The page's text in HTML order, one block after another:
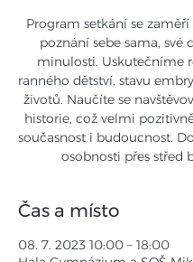
Program setkání se
poznání sebe sama, své
minulosti. Uskutečníme
ranného dětství, stavu
životů. Naučíte se
historie, což velmi
současnost i budoucnost.
osobnosti přes střed
Čas a místo
08. 7. 2023 10:00 – 18:00